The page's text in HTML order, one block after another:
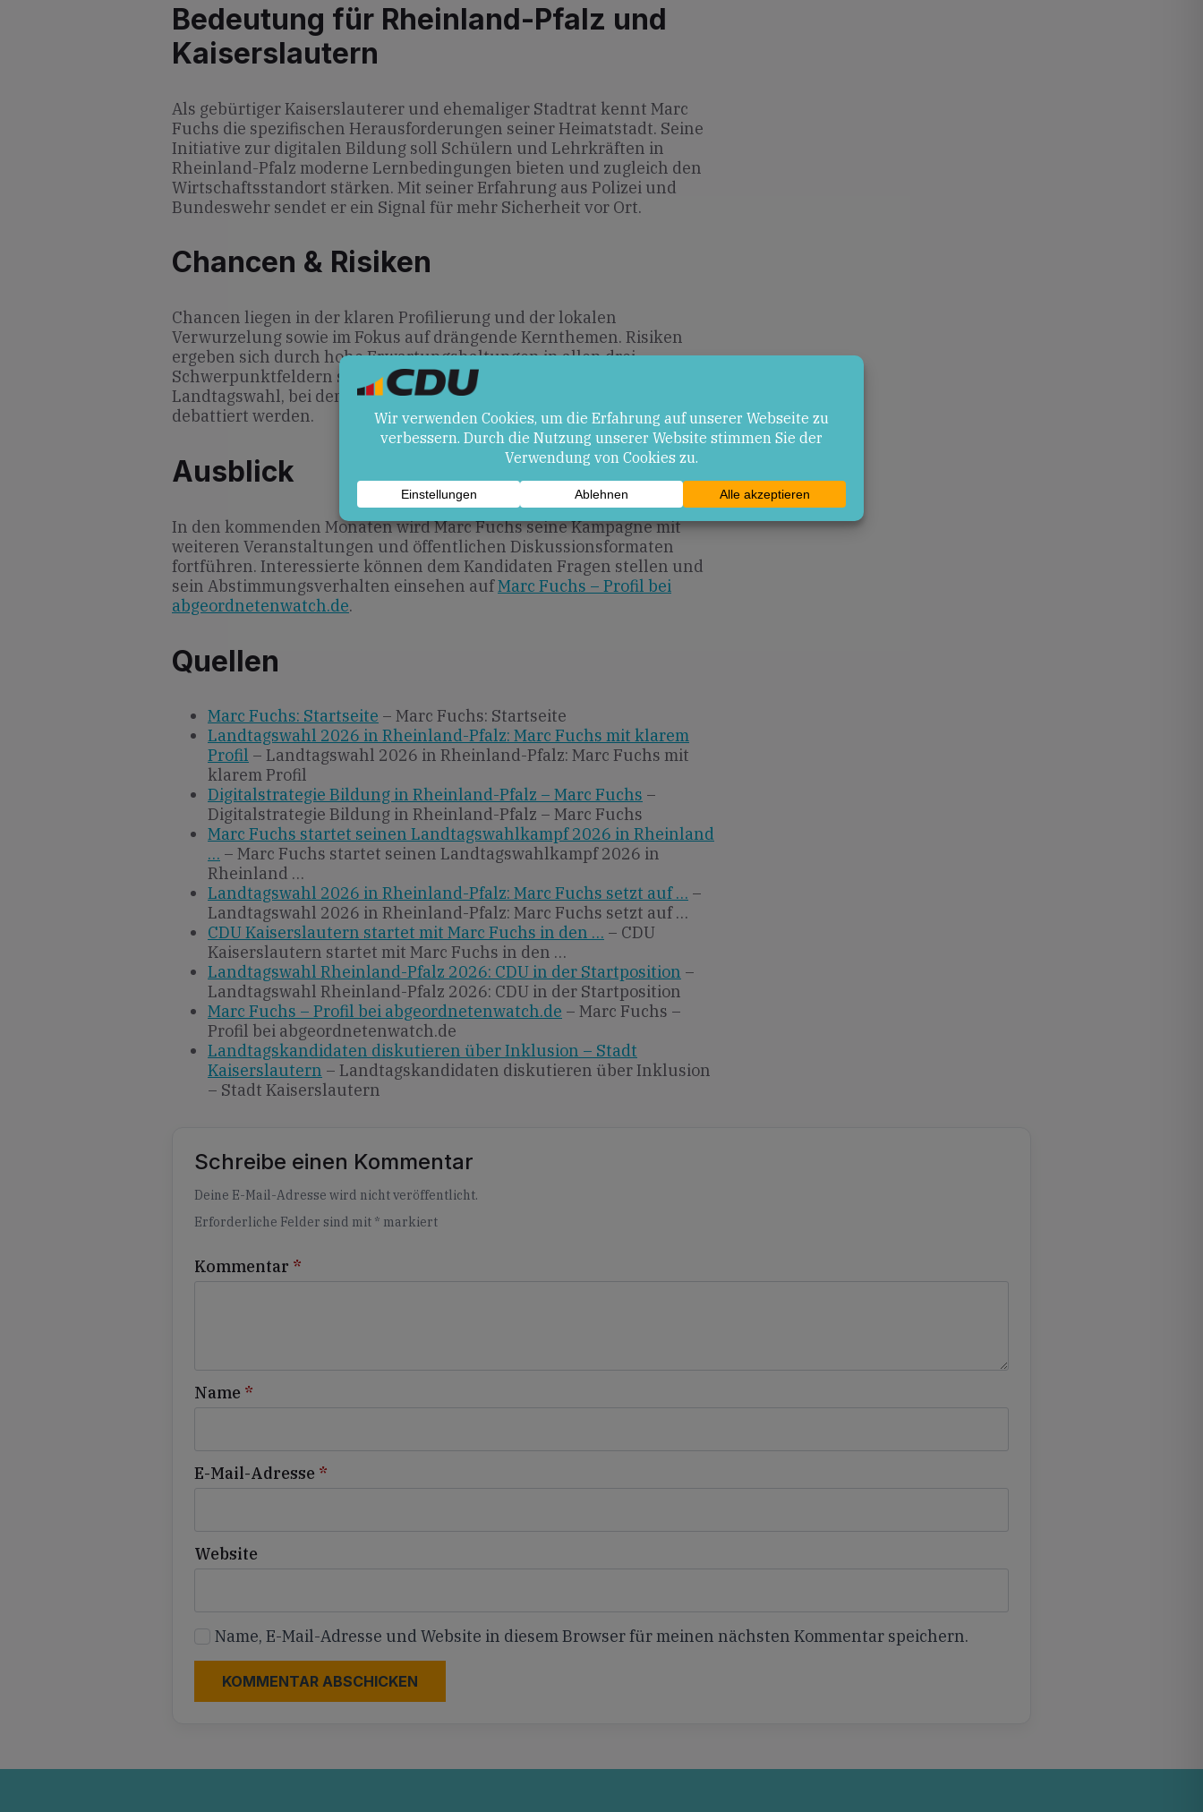
Bedeutung für Rheinland-Pfalz und
Kaiserslautern
Als gebürtiger Kaiserslauterer und ehemaliger Stadtrat kennt Marc
Fuchs die spezifischen Herausforderungen seiner Heimatstadt. Seine
Initiative zur digitalen Bildung soll Schülern und Lehrkräften in
Rheinland-Pfalz moderne Lern­bedingungen bieten und zugleich den
Wirtschaftsstandort stärken. Mit seiner Erfahrung aus Polizei und
Bundeswehr sendet er ein Signal für mehr Sicherheit vor Ort.
Chancen & Risiken
Chancen liegen in der klaren Profilierung und der lokalen
Verwurzelung sowie im Fokus auf drängende Kernthemen. Risiken
ergeben sich durch hohe Erwartungs­haltungen in allen drei
Schwerpunktfeldern sowie den Wettbewerb innerhalb der
Landtagswahl, bei dem Inklusion und digitale Bildung verstärkt
debattiert werden.
Ausblick
In den kommenden Monaten wird Marc Fuchs seine Kampagne mit
weiteren Veranstaltungen und öffentlichen Diskussions­formaten
fortführen. Interessierte können dem Kandidaten Fragen stellen und
sein Abstimmungs­verhalten einsehen aufMarc Fuchs – Profil bei
abgeordnetenwatch.de.
Quellen
Marc Fuchs: Startseite – Marc Fuchs: Startseite
Landtagswahl 2026 in Rheinland-Pfalz: Marc Fuchs mit klarem
Profil – Landtagswahl 2026 in Rheinland-Pfalz: Marc Fuchs mit
klarem Profil
Digitalstrategie Bildung in Rheinland-Pfalz – Marc Fuchs –
Digitalstrategie Bildung in Rheinland-Pfalz – Marc Fuchs
Marc Fuchs startet seinen Landtagswahlkampf 2026 in Rheinland
… – Marc Fuchs startet seinen Landtagswahlkampf 2026 in
Rheinland …
Landtagswahl 2026 in Rheinland-Pfalz: Marc Fuchs setzt auf … –
Landtagswahl 2026 in Rheinland-Pfalz: Marc Fuchs setzt auf …
CDU Kaiserslautern startet mit Marc Fuchs in den … – CDU
Kaiserslautern startet mit Marc Fuchs in den …
Landtagswahl Rheinland-Pfalz 2026: CDU in der Startposition –
Landtagswahl Rheinland-Pfalz 2026: CDU in der Startposition
Marc Fuchs – Profil bei abgeordnetenwatch.de – Marc Fuchs –
Profil bei abgeordnetenwatch.de
Landtagskandidaten diskutieren über Inklusion – Stadt
Kaiserslautern – Landtagskandidaten diskutieren über Inklusion
– Stadt Kaiserslautern
Schreibe einen Kommentar
Deine E-Mail-Adresse wird nicht veröffentlicht.
Erforderliche Felder sind mit * markiert
Kommentar *
Name *
E-Mail-Adresse *
Website
Name, E-Mail-Adresse und Website in diesem Browser für meinen nächsten Kommentar speichern.
Alternative: